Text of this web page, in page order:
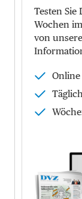
Testen Sie
Wochen
von
Online